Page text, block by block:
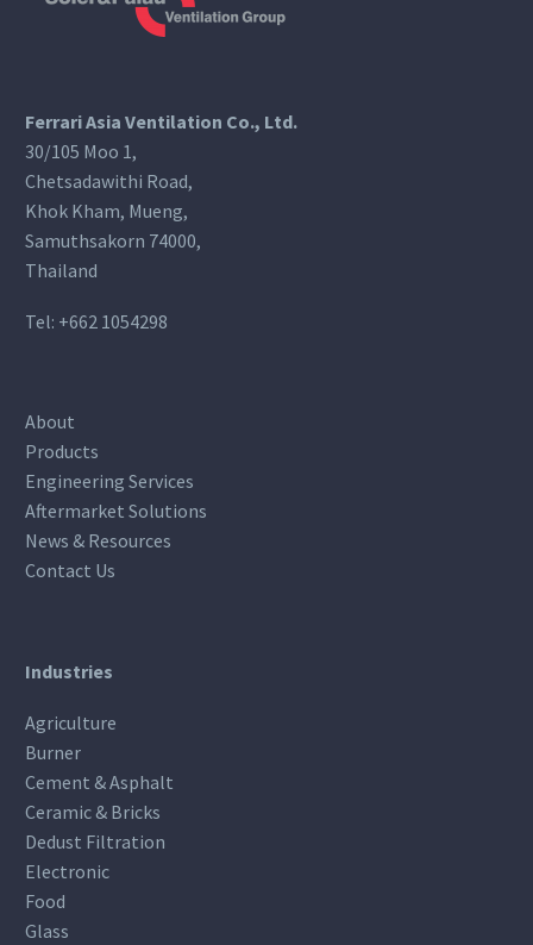
Ferrari Asia Ventilation Co., Ltd.
30/105 Moo 1,
Chetsadawithi Road,
Khok Kham, Mueng,
Samuthsakorn 74000,
Thailand
Tel: +662 1054298
About
Products
Engineering Services
Aftermarket Solutions
News & Resources
Contact Us
Industries
Agriculture
Burner
Cement & Asphalt
Ceramic & Bricks
Dedust Filtration
Electronic
Food
Glass